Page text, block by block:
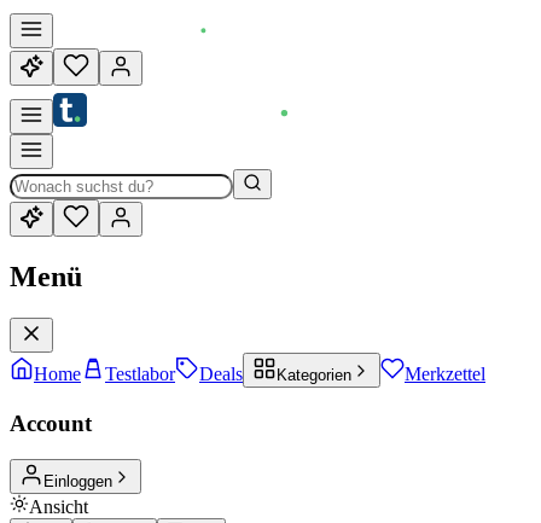
Menü
Home Testlabor Deals Kategorien Merkzettel
Account
Einloggen
Ansicht